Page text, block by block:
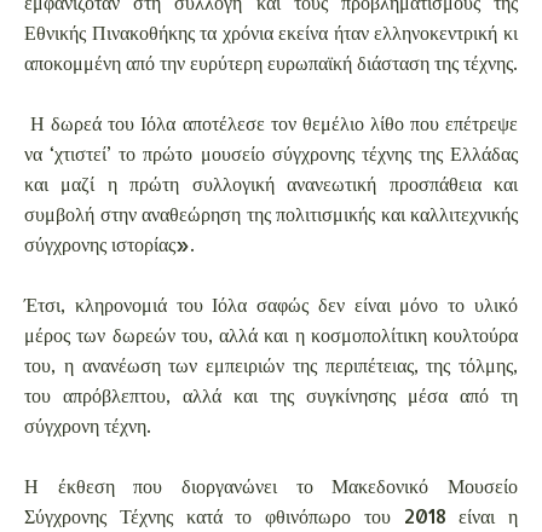
Εθνικής Πινακοθήκης τα χρόνια εκείνα ήταν ελληνοκεντρική κι
αποκομμένη από την ευρύτερη ευρωπαϊκή διάσταση της τέχνης.
Η δωρεά του Ιόλα αποτέλεσε τον θεμέλιο λίθο που επέτρεψε
να ‘χτιστεί’ το πρώτο μουσείο σύγχρονης τέχνης της Ελλάδας
και μαζί η πρώτη συλλογική ανανεωτική προσπάθεια και
συμβολή στην αναθεώρηση της πολιτισμικής και καλλιτεχνικής
σύγχρονης ιστορίας».
Έτσι, κληρονομιά του Ιόλα σαφώς δεν είναι μόνο το υλικό
μέρος των δωρεών του, αλλά και η κοσμοπολίτικη κουλτούρα
του, η ανανέωση των εμπειριών της περιπέτειας, της τόλμης,
του απρόβλεπτου, αλλά και της συγκίνησης μέσα από τη
σύγχρονη τέχνη.
Η έκθεση που διοργανώνει το Μακεδονικό Μουσείο
Σύγχρονης Τέχνης κατά το φθινόπωρο του 2018 είναι η